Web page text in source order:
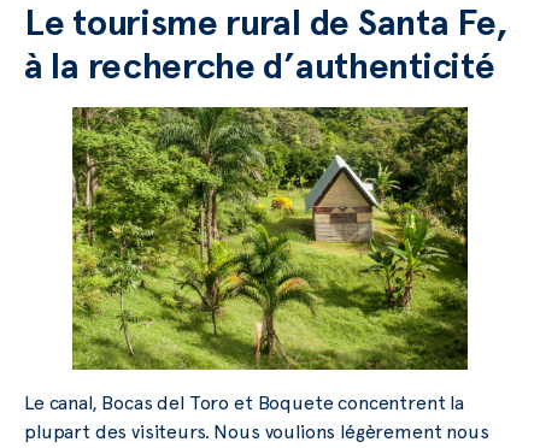
Le tourisme rural de Santa Fe,
à la recherche d’authenticité
Le canal, Bocas del Toro et Boquete concentrent la
plupart des visiteurs. Nous voulions légèrement nous